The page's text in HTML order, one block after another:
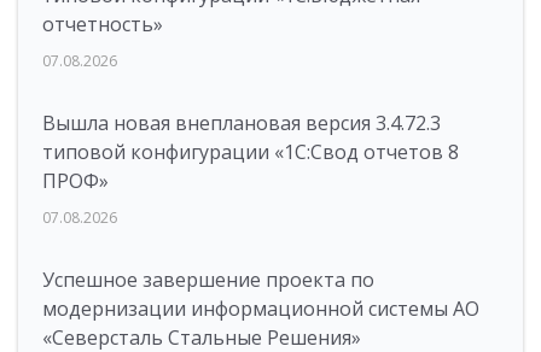
отчетность»
07.08.2026
Вышла новая внеплановая версия 3.4.72.3
типовой конфигурации «1C:Свод отчетов 8
ПРОФ»
07.08.2026
Успешное завершение проекта по
модернизации информационной системы АО
«Северсталь Стальные Решения»